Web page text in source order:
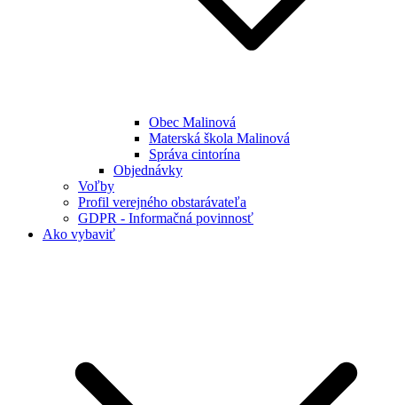
Obec Malinová
Materská škola Malinová
Správa cintorína
Objednávky
Voľby
Profil verejného obstarávateľa
GDPR - Informačná povinnosť
Ako vybaviť